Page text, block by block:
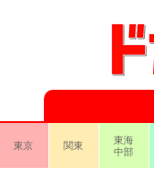
東京 関東
東海
中部